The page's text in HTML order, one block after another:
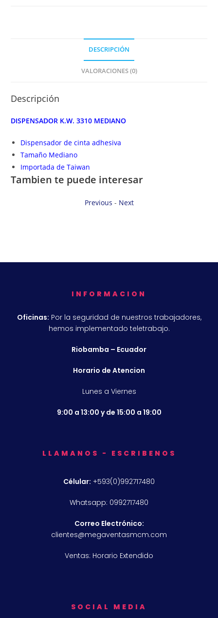
DESCRIPCIÓN
VALORACIONES (0)
Descripción
DISPENSADOR K.W. 3310 MEDIANO
Dispensador de cinta adhesiva
Tamaño Mediano
Importada de Taiwan
Tambien te puede interesar
Previous - Next
INFORMACION
Oficinas: Por la seguridad de nuestros trabajadores,
hemos implementado teletrabajo.
Riobamba – Ecuador
Horario de Atencion
Lunes a Viernes
9:00 a 13:00 y de 15:00 a 19:00
LLAMANOS - ESCRIBENOS
Célular: +593(0)992717480
Whatsapp: 0992717480
Correo Electrónico:
clientes@megaventasmcm.com
Ventas: Horario Extendido
SOCIAL MEDIA